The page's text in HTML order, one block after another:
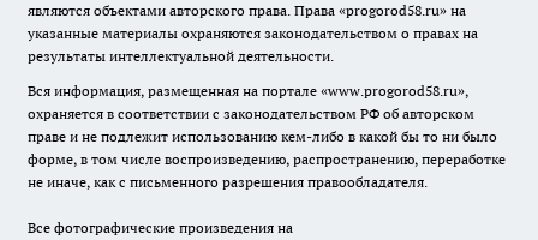
являются объектами авторского права. Права «progorod58.ru» на
указанные материалы охраняются законодательством о правах на
результаты интеллектуальной деятельности.
Вся информация, размещенная на портале «www.progorod58.ru»,
охраняется в соответствии с законодательством РФ об авторском
праве и не подлежит использованию кем-либо в какой бы то ни было
форме, в том числе воспроизведению, распространению, переработке
не иначе, как с письменного разрешения правообладателя.
Все фотографические произведения на